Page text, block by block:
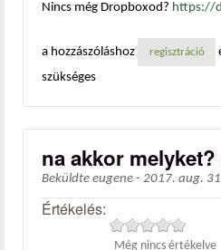
Nincs még Dropboxod? https://
a hozzászóláshoz
regisztráció
szükséges
na akkor melyket?
Beküldte eugene - 2017. aug.
Értékelés:
Még nincs értékelve